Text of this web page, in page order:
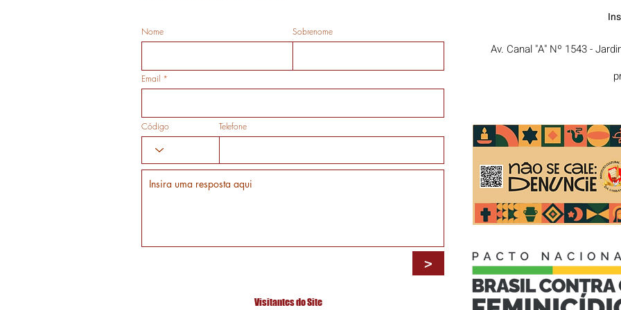
Nome Sobrenome
Email
Código Telefone
>
Av. Canal "A" Nº 1543 -
Visitantes do Site